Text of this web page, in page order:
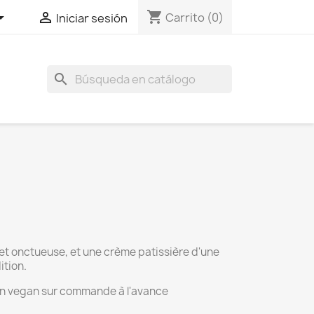
 Iniciar sesión shopping_cart Carrito (0)
search
onctueuse, et une crème patissière d'une
vegan sur commande à l'avance